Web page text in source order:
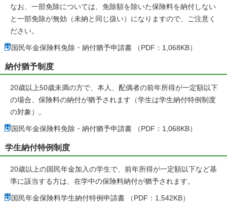
なお、一部免除については、免除額を除いた保険料を納付しない
と一部免除が無効（未納と同じ扱い）になりますので、ご注意く
ださい。
国民年金保険料免除・納付猶予申請書 （PDF：1,068KB）
納付猶予制度
20歳以上50歳未満の方で、本人、配偶者の前年所得が一定額以下
の場合、保険料の納付が猶予されます（学生は学生納付特例制度
の対象）。
国民年金保険料免除・納付猶予申請書 （PDF：1,068KB）
学生納付特例制度
20歳以上の国民年金加入の学生で、前年所得が一定額以下など基
準に該当する方は、在学中の保険料納付が猶予されます。
国民年金保険料学生納付特例申請書 （PDF：1,542KB）